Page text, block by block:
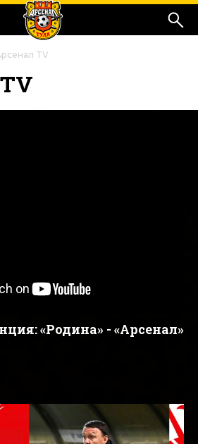
TV
«Родина» - «Арсенал»